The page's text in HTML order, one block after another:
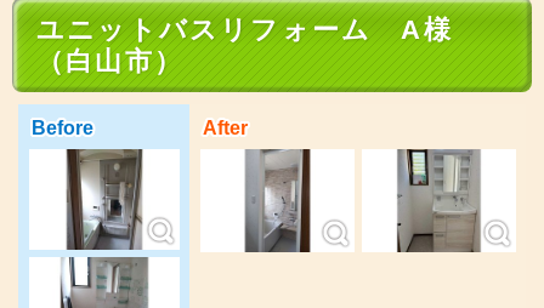
ユニットバスリフォーム A様
（白山市）
Before